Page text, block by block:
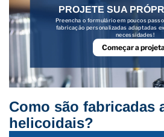
PROJETE SUA
Preencha o formulário em poucos
fabricação personalizadas adaptadas
necessidades!
Começar a
Como são fabricadas
helicoidais?